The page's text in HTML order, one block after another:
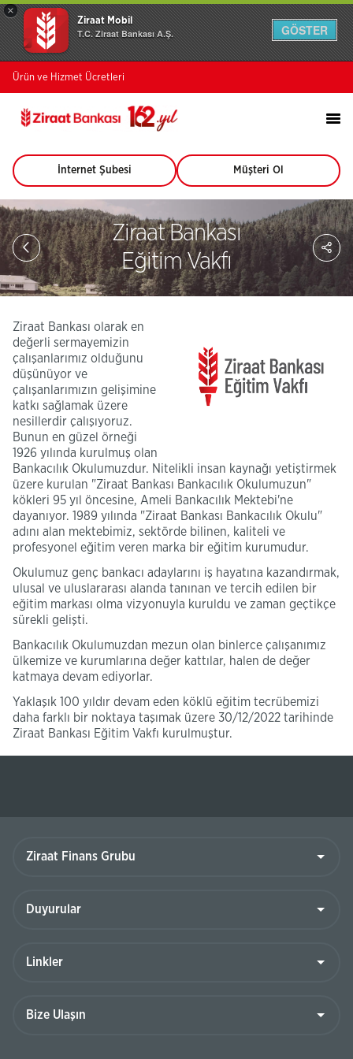
×
Ziraat Mobil
T.C. Ziraat Bankası A.Ş. GÖSTER
Ürün ve Hizmet Ücretleri
İnternet Şubesi
(Bu
sayfa
yeni
pencerede
açılacaktır)
Müşteri Ol
(Bu
sayfa
yeni
pencerede
açılacaktır)
Ziraat Bankası
Eğitim Vakfı
Ziraat Bankası olarak en
değerli sermayemizin
çalışanlarımız olduğunu
düşünüyor ve
çalışanlarımızın gelişimine
katkı sağlamak üzere
nesillerdir çalışıyoruz.
Bunun en güzel örneği
1926 yılında kurulmuş olan
Bankacılık Okulumuzdur. Nitelikli insan kaynağı yetiştirmek
üzere kurulan "Ziraat Bankası Bankacılık Okulumuzun"
kökleri 95 yıl öncesine, Ameli Bankacılık Mektebi'ne
dayanıyor. 1989 yılında "Ziraat Bankası Bankacılık Okulu"
adını alan mektebimiz, sektörde bilinen, kaliteli ve
profesyonel eğitim veren marka bir eğitim kurumudur.
Okulumuz genç bankacı adaylarını iş hayatına kazandırmak,
ulusal ve uluslararası alanda tanınan ve tercih edilen bir
eğitim markası olma vizyonuyla kuruldu ve zaman geçtikçe
sürekli gelişti.
Bankacılık Okulumuzdan mezun olan binlerce çalışanımız
ülkemize ve kurumlarına değer kattılar, halen de değer
katmaya devam ediyorlar.
Yaklaşık 100 yıldır devam eden köklü eğitim tecrübemizi
daha farklı bir noktaya taşımak üzere 30/12/2022 tarihinde
Ziraat Bankası Eğitim Vakfı kurulmuştur.
Grubu